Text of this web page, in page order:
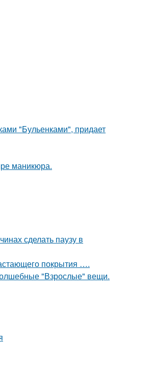
"Бульенками", придает
маникюра.
сделать паузу в
покрытия ….
"Взрослые" вещи.